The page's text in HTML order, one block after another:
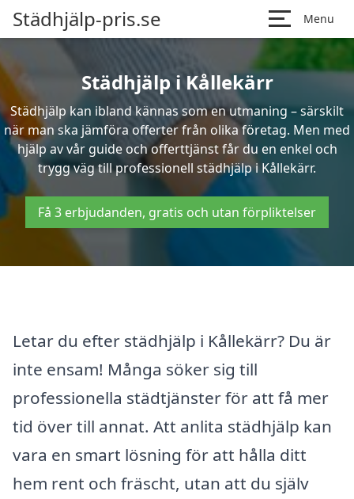
Städhjälp-pris.se Menu
Städhjälp i Kållekärr
Städhjälp kan ibland kännas som en utmaning – särskilt
när man ska jämföra offerter från olika företag. Men med
hjälp av vår guide och offerttjänst får du en enkel och
trygg väg till professionell städhjälp i Kållekärr.
Få 3 erbjudanden, gratis och utan förpliktelser
Letar du efter städhjälp i Kållekärr? Du är
inte ensam! Många söker sig till
professionella städtjänster för att få mer
tid över till annat. Att anlita städhjälp kan
vara en smart lösning för att hålla ditt
hem rent och fräscht, utan att du själv